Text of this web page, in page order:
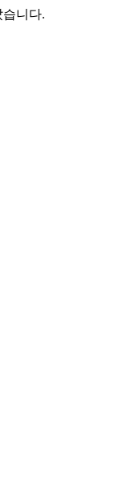
습니다.